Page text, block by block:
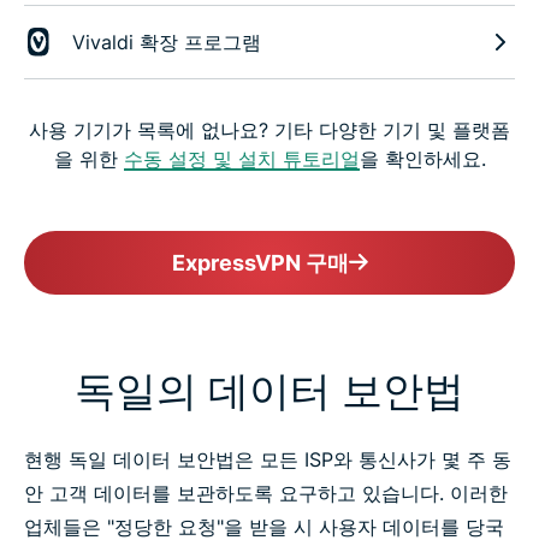
Vivaldi 확장 프로그램
사용 기기가 목록에 없나요? 기타 다양한 기기 및 플랫폼
을 위한 수동 설정 및 설치 튜토리얼을 확인하세요.
ExpressVPN 구매
독일의 데이터 보안법
현행 독일 데이터 보안법은 모든 ISP와 통신사가 몇 주 동
안 고객 데이터를 보관하도록 요구하고 있습니다. 이러한
업체들은 "정당한 요청"을 받을 시 사용자 데이터를 당국